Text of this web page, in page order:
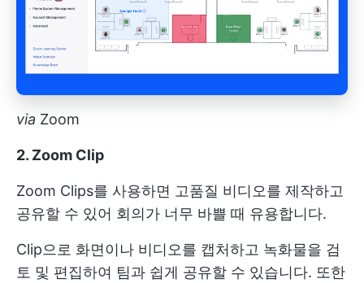
via Zoom
2. Zoom Clip
Zoom Clips를 사용하면 고품질 비디오를 제작하고
공유할 수 있어 회의가 너무 바쁠 때 유용합니다.
Clip으로 화면이나 비디오를 캡처하고 녹화물을 검
토 및 편집하여 팀과 쉽게 공유할 수 있습니다. 또한